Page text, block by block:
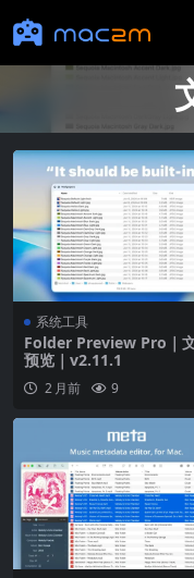
系统工具
Folder Preview Pro｜
预览｜v2.11.1
2 月前 9